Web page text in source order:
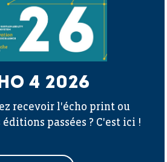
4 2026
recevoir l'écho print ou
passées ? C'est ici !